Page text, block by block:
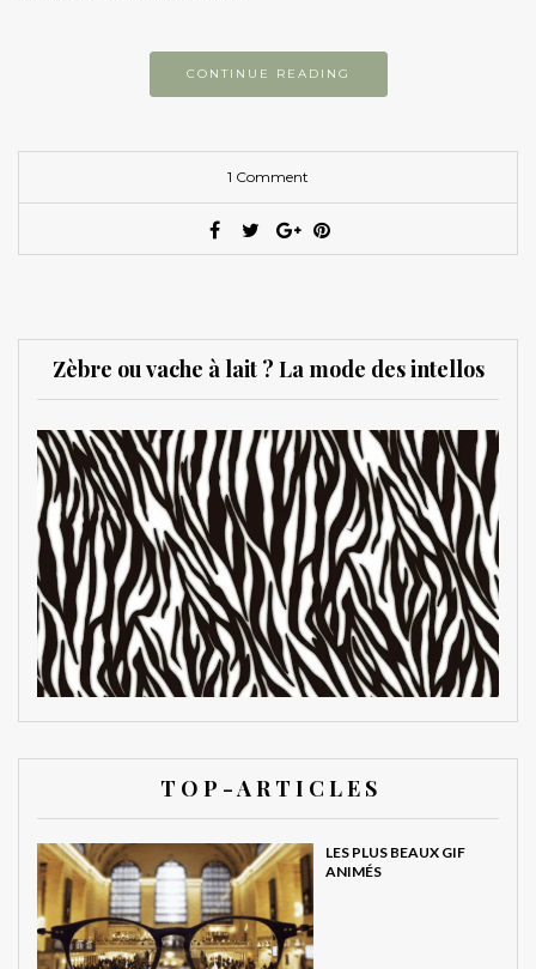
CONTINUE READING
1 Comment
Zèbre ou vache à lait ? La mode des intellos
T O P - A R T I C L E S
LES PLUS BEAUX GIF
ANIMÉS